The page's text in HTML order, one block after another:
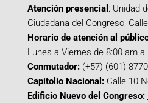
Atención presencial : Unidad
Ciudadana del Congreso,
Horario de atención al
Lunes a Viernes de 8:00 am a
Conmutador: (+57) (601)
Capitolio Nacional: Calle 10
Edificio Nuevo del Congreso: